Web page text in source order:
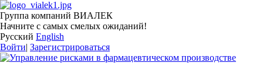
Группа компаний ВИАЛЕК
Начните с самых смелых ожиданий!
Русский English
Войти| Зарегистрироваться